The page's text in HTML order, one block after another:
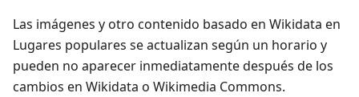
Las imágenes y otro contenido basado en Wikidata en
Lugares populares se actualizan según un horario y
pueden no aparecer inmediatamente después de los
cambios en Wikidata o Wikimedia Commons.